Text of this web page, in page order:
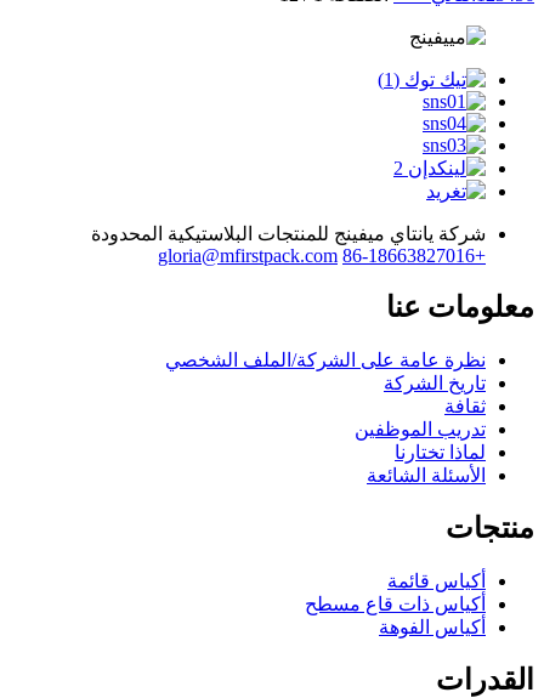
شركة يانتاي ميفينج للمنتجات البلاستيكية المحدودة
+86-18663827016
gloria@mfirstpack.com
معلومات عنا
نظرة عامة على الشركة/الملف الشخصي
تاريخ الشركة
ثقافة
تدريب الموظفين
لماذا تختارنا
الأسئلة الشائعة
منتجات
أكياس قائمة
أكياس ذات قاع مسطح
أكياس الفوهة
القدرات